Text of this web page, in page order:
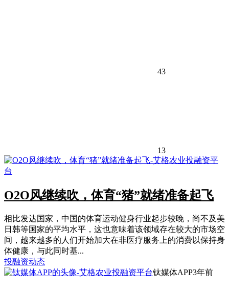
43
13
O2O风继续吹，体育“猪”就绪准备起飞
相比发达国家，中国的体育运动健身行业起步较晚，尚不及美
日韩等国家的平均水平，这也意味着该领域存在较大的市场空
间，越来越多的人们开始加大在非医疗服务上的消费以保持身
体健康，与此同时基...
投融资动态
钛媒体APP3年前